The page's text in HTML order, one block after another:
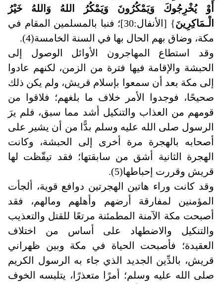
أَوْ يُخْرِجُوكَ وَيَمْكُرُونَ وَيَمْكُرُ اللهُ وَاللهُ خَيْرُ
الْـمَاكِرِينَ
} [الأنفال:30]؛ فنبا بالمسلمين المقام في
مكة، وضاق بهم الحال بها في السنة الخامسة(4).
وقد استطاع المهاجرون الأوائل الوصول إلى
الحبشة والإقامة فيها فترة من الزمن، لكنهم عادوا
إلى مكة بعد أن سمعوا بإسلام قريش، ولم يكن ذلك
صحيحًا، فوجدوا الأمر خلاف ما بلغهم؛ فلاقوا من
قومهم من العذاب والتنكيل أشد مما سبق، فلم يرَ
الرسول صلى الله عليه وسلم بدًّا من أن يشير على
أصحابه بالهجرة مرة أخرى إلى الحبشة، وكانت
الهجرة الثانية أشق من سابقتها؛ فقد تيقّظت لها
قريش وقررت إحباطها(5)
.
وقد كانت وراء هاتين الهجرتين دوافع قوية، ألجأت
المؤمنين لمفارقة أرضهم وأهلهم ومالهم، فقد
أصبحت مكة الآمنة المطمئنة مرتعًا للقتل والتعذيب
والتنكيل والاضطهاد على أساس من اختلاف
العقيدة؛ فأصبحت الحياة في مكة وبين ظهراني
قريش، بالدِّين الجديد الذي جاء به الرسول الكريم
صلى الله عليه وسلم؛ أمرًا متعذرًا، يتلبسه الخوف